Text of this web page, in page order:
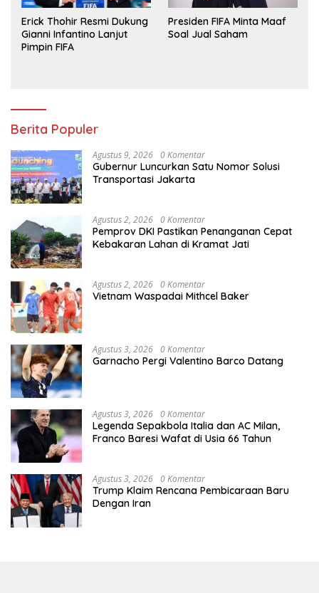
Erick Thohir Resmi Dukung
Gianni Infantino Lanjut
Pimpin FIFA
Presiden FIFA Minta Maaf
Soal Jual Saham
Berita Populer
Agustus 9, 2026 0 Komentar
Gubernur Luncurkan Satu Nomor Solusi
Transportasi Jakarta
Agustus 2, 2026 0 Komentar
Pemprov DKI Pastikan Penanganan Cepat
Kebakaran Lahan di Kramat Jati
Agustus 2, 2026 0 Komentar
Vietnam Waspadai Mithcel Baker
Agustus 3, 2026 0 Komentar
Garnacho Pergi Valentino Barco Datang
Agustus 3, 2026 0 Komentar
Legenda Sepakbola Italia dan AC Milan,
Franco Baresi Wafat di Usia 66 Tahun
Agustus 3, 2026 0 Komentar
Trump Klaim Rencana Pembicaraan Baru
Dengan Iran